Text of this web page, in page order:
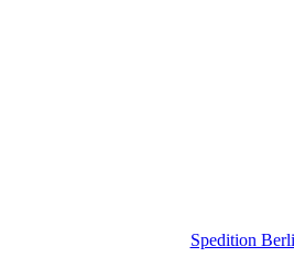
Spedition